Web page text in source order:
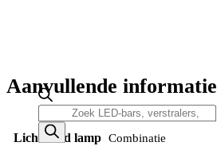
Producten
zoeken
Aanvullende informatie
Lichtbeeld lamp Combinatie